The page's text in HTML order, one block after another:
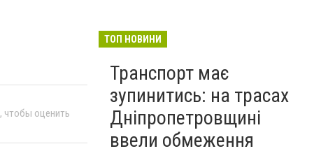
, чтобы оценить
ТОП НОВИНИ
Транспорт має
зупинитись: на трасах
Дніпропетровщині
ввели обмеження